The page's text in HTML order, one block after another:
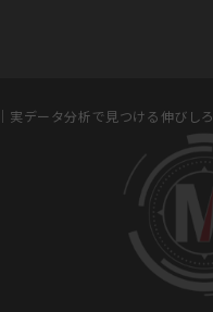
実データ分析で見つける伸びしろ